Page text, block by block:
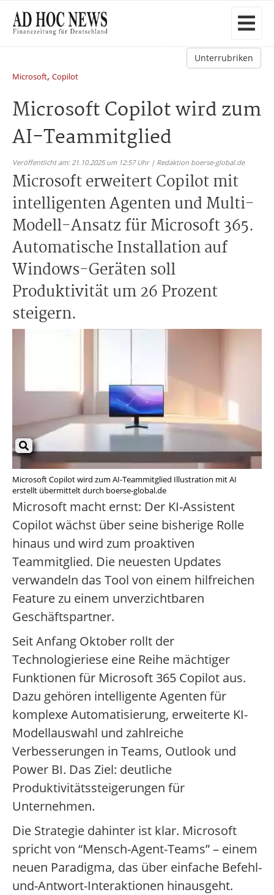
Unterrubriken
Microsoft, Copilot
Microsoft Copilot wird zum
AI-Teammitglied
Veröffentlicht am: 21.10.2025 um 12:57 Uhr | Redaktion boerse-global.de
Microsoft erweitert Copilot mit
intelligenten Agenten und Multi-
Modell-Ansatz für Microsoft 365.
Automatische Installation auf
Windows-Geräten soll
Produktivität um 26 Prozent
steigern.
Microsoft Copilot wird zum AI-Teammitglied Illustration mit AI
erstellt übermittelt durch boerse-global.de
Microsoft macht ernst: Der KI-Assistent
Copilot wächst über seine bisherige Rolle
hinaus und wird zum proaktiven
Teammitglied. Die neuesten Updates
verwandeln das Tool von einem hilfreichen
Feature zu einem unverzichtbaren
Geschäftspartner.
Seit Anfang Oktober rollt der
Technologieriese eine Reihe mächtiger
Funktionen für Microsoft 365 Copilot aus.
Dazu gehören intelligente Agenten für
komplexe Automatisierung, erweiterte KI-
Modellauswahl und zahlreiche
Verbesserungen in Teams, Outlook und
Power BI. Das Ziel: deutliche
Produktivitätssteigerungen für
Unternehmen.
Die Strategie dahinter ist klar. Microsoft
spricht von “Mensch-Agent-Teams” – einem
neuen Paradigma, das über einfache Befehl-
und-Antwort-Interaktionen hinausgeht.